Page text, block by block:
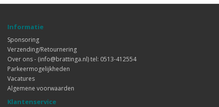
Informatie
Sponsoring
Verzending/Retournering
Over ons - (info@brattinga.nl) tel: 0513-412554
Parkeermogelijkheden
Vacatures
Algemene voorwaarden
Klantenservice